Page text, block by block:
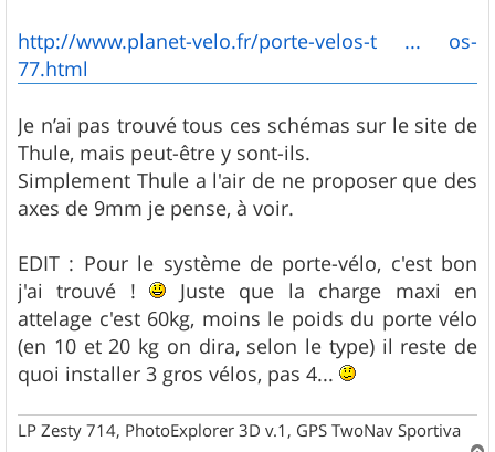
http://www.planet-velo.fr/porte-velos-t ... os-
77.html
Je n’ai pas trouvé tous ces schémas sur le site de
Thule, mais peut-être y sont-ils.
Simplement Thule a l'air de ne proposer que des
axes de 9mm je pense, à voir.
EDIT : Pour le système de porte-vélo, c'est bon
j'ai trouvé !
Juste que la charge maxi en
attelage c'est 60kg, moins le poids du porte vélo
(en 10 et 20 kg on dira, selon le type) il reste de
quoi installer 3 gros vélos, pas 4...
LP Zesty 714, PhotoExplorer 3D v.1, GPS TwoNav Sportiva